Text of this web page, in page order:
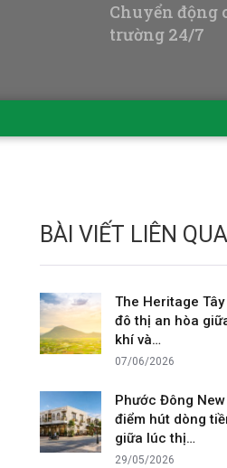
Chuyển động
trường 24/7
BÀI VIẾT LIÊN
The Heritage
đô thị an hòa
khí và…
07/06/2026
Phước Đông New
điểm hút dòng
giữa lúc thị…
29/05/2026